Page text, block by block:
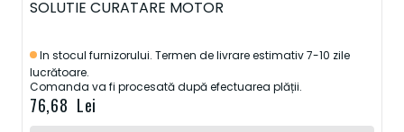
SOLUTIE CURATARE MOTOR
In stocul furnizorului. Termen de livrare estimativ 7-10 zile
lucrătoare.
Comanda va fi procesată după efectuarea plății.
76,68 Lei